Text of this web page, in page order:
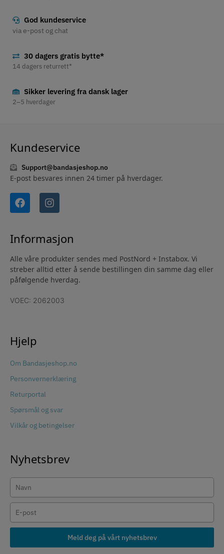
God kundeservice
via e-post og chat
30 dagers gratis bytte*
14 dagers returrett*
Sikker levering fra dansk lager
2–5 hverdager
Kundeservice
Support@bandasjeshop.no
E-post besvares innen 24 timer på hverdager.
Informasjon
Alle våre produkter sendes med PostNord + Instabox. Vi
streber alltid etter å sende bestillingen din samme dag eller
påfølgende hverdag.
VOEC: 2062003
Hjelp
Om Bandasjeshop.no
Personvernerklæring
Returportal
Spørsmål og svar
Vilkår og betingelser
Nyhetsbrev
Meld deg på vårt nyhetsbrev